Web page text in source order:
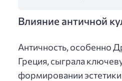
Влияние античной
Античность, особенно
Греция, сыграла
формировании